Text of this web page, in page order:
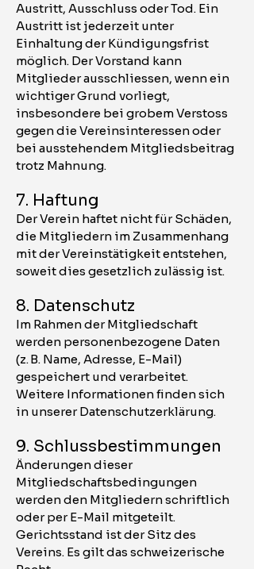
Austritt, Ausschluss oder Tod. Ein
Austritt ist jederzeit unter
Einhaltung der Kündigungsfrist
möglich. Der Vorstand kann
Mitglieder ausschliessen, wenn ein
wichtiger Grund vorliegt,
insbesondere bei grobem Verstoss
gegen die Vereinsinteressen oder
bei ausstehendem Mitgliedsbeitrag
trotz Mahnung.
7. Haftung
Der Verein haftet nicht für Schäden,
die Mitgliedern im Zusammenhang
mit der Vereinstätigkeit entstehen,
soweit dies gesetzlich zulässig ist.
8. Datenschutz
Im Rahmen der Mitgliedschaft
werden personenbezogene Daten
(z. B. Name, Adresse, E-Mail)
gespeichert und verarbeitet.
Weitere Informationen finden sich
in unserer Datenschutzerklärung.
9. Schlussbestimmungen
Änderungen dieser
Mitgliedschaftsbedingungen
werden den Mitgliedern schriftlich
oder per E-Mail mitgeteilt.
Gerichtsstand ist der Sitz des
Vereins. Es gilt das schweizerische